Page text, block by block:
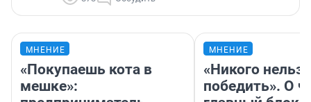
МНЕНИЕ
«Покупаешь кота в
мешке»:
МНЕНИЕ
«Никого нельзя
победить». О